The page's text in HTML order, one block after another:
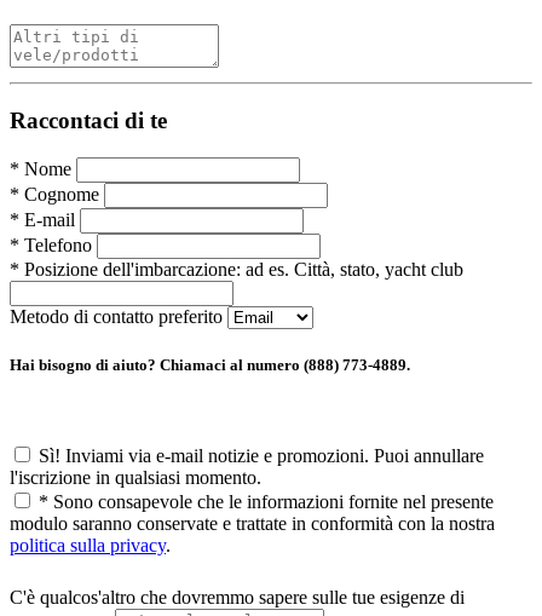
Raccontaci di te
* Nome
* Cognome
* E-mail
* Telefono
* Posizione dell'imbarcazione: ad es. Città, stato, yacht club
Metodo di contatto preferito
Hai bisogno di aiuto? Chiamaci al numero (888) 773-4889.
Sì! Inviami via e-mail notizie e promozioni. Puoi annullare
l'iscrizione in qualsiasi momento.
* Sono consapevole che le informazioni fornite nel presente
modulo saranno conservate e trattate in conformità con la nostra
politica sulla privacy.
C'è qualcos'altro che dovremmo sapere sulle tue esigenze di